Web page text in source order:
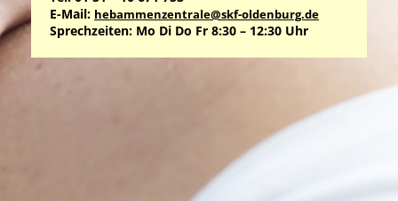
E-Mail: hebammenzentrale@skf-oldenburg.de
Sprechzeiten: Mo Di Do Fr 8:30 – 12:30 Uhr